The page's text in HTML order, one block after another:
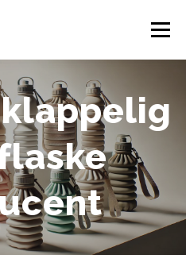
Menu
OS KONTAKT OS